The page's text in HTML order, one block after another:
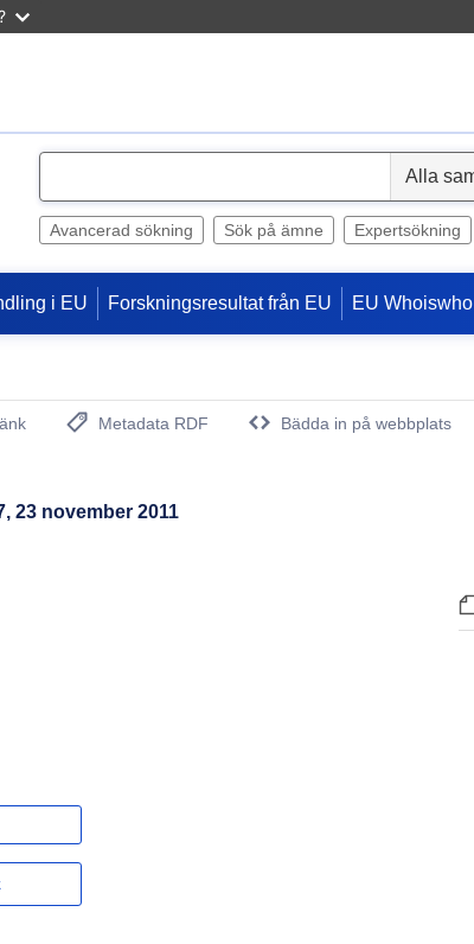
e
Avancerad sökning Sök på ämne Expertsökning
i EU Forskningsresultat från EU EU Whoiswho
Metadata RDF
Bädda in på webbplats
23 november 2011